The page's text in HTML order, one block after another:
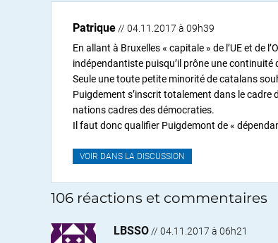
Patrique // 04.11.2017 à 09h39
En allant à Bruxelles « capitale » de l’UE et de
indépendantiste puisqu’il prône une continuité
Seule une toute petite minorité de catalans
Puigdement s’inscrit totalement dans le cadre
nations cadres des démocraties.
Il faut donc qualifier Puigdemont de «
VOIR DANS LA DISCUSSION
106 réactions et commentaires
LBSSO // 04.11.2017 à 06h21